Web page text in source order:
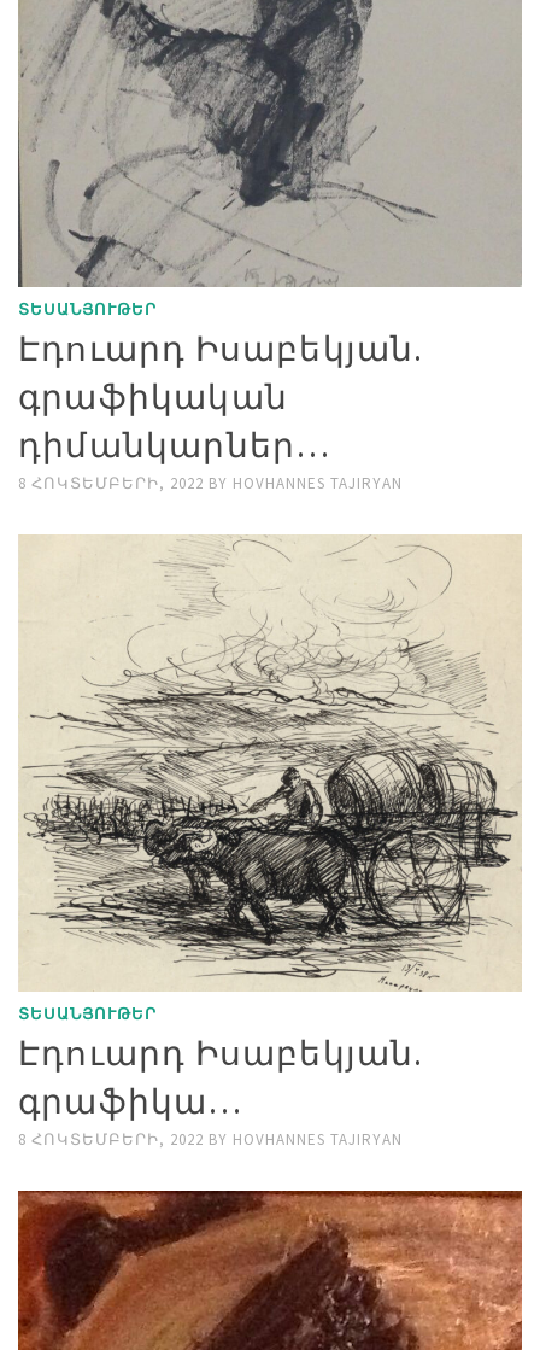
ՏԵՍԱՆՅՈՒԹԵՐ
Էդուարդ Իսաբեկյան.
գրաֆիկական
դիմանկարներ…
8 ՀՈԿՏԵՄԲԵՐԻ, 2022 BY HOVHANNES TAJIRYAN
ՏԵՍԱՆՅՈՒԹԵՐ
Էդուարդ Իսաբեկյան.
գրաֆիկա…
8 ՀՈԿՏԵՄԲԵՐԻ, 2022 BY HOVHANNES TAJIRYAN